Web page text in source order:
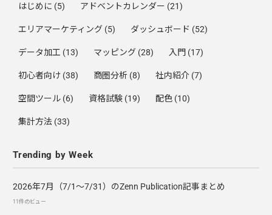
はじめに (5) アドベントカレンダー (21)
エリアマーケティング (5) ダッシュボード (52)
データ加工 (13) マッピング (28) 入門 (17)
初心者向け (38) 商圏分析 (8) 社内紹介 (7)
空間ツール (6) 資格試験 (19) 配色 (10)
集計方法 (33)
Trending by Week
2026年7月（7/1〜7/31）のZenn Publication記事まとめ
11件のビュー